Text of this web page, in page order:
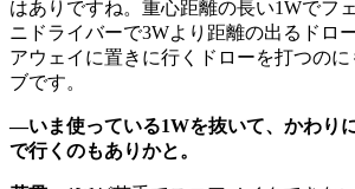
はありですね。重心距離の長い1Wでフ
ニドライバーで3Wより距離の出るドロ
アウェイに置きに行くドローを打つの
ブです。
―いま使っている1Wを抜いて、かわり
で行くのもありかと。